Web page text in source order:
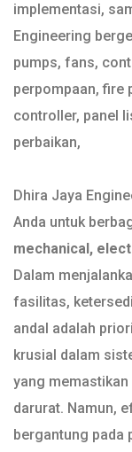
implementasi,
Engineering
pumps, fans,
perpompaan, fire
controller, panel
perbaikan,
Dhira Jaya
Anda untuk
mechanical,
Dalam
fasilitas,
andal adalah
krusial dalam
yang
darurat. Namun,
bergantung pada